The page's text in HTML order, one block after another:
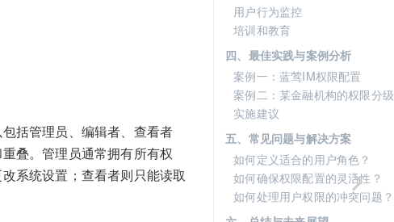
括管理员、编辑者、查看者
叠。管理员通常拥有所有权
系统设置；查看者则只能读取
用户行为监控
培训和教育
四、最佳实践与案例分析
案例一：蓝莺IM权限配置
案例二：某金融机构的权限分
实施建议
五、常见问题与解决方案
如何定义适合的用户角色？
如何确保权限配置的灵活性？
如何处理用户权限的冲突问题？